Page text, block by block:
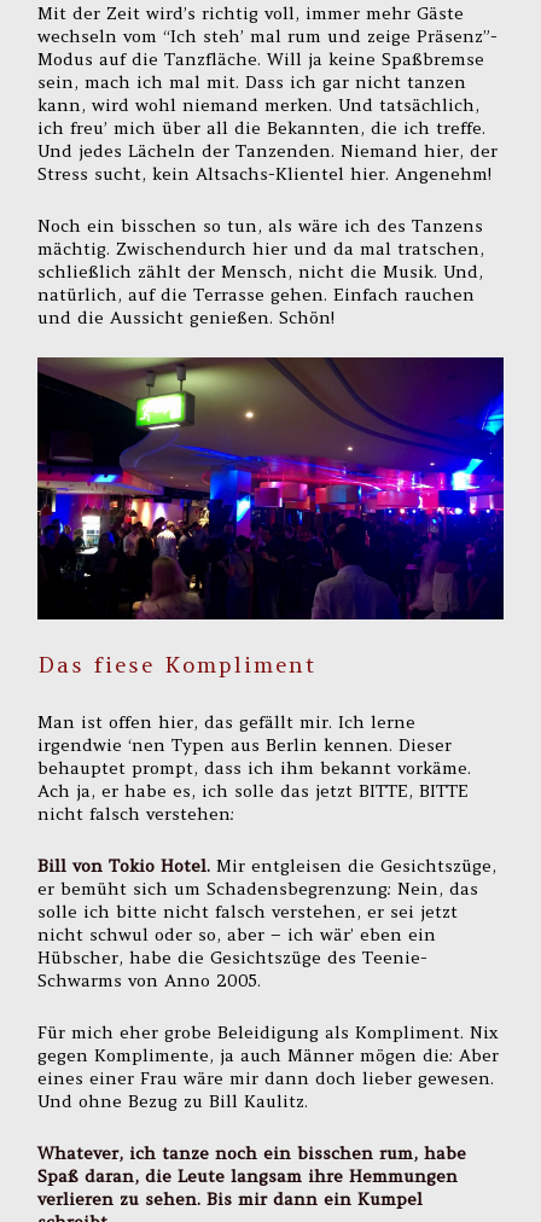
Mit der Zeit wird’s richtig voll, immer mehr Gäste
wechseln vom “Ich steh’ mal rum und zeige Präsenz”-
Modus auf die Tanzfläche. Will ja keine Spaßbremse
sein, mach ich mal mit. Dass ich gar nicht tanzen
kann, wird wohl niemand merken. Und tatsächlich,
ich freu’ mich über all die Bekannten, die ich treffe.
Und jedes Lächeln der Tanzenden. Niemand hier, der
Stress sucht, kein Altsachs-Klientel hier. Angenehm!
Noch ein bisschen so tun, als wäre ich des Tanzens
mächtig. Zwischendurch hier und da mal tratschen,
schließlich zählt der Mensch, nicht die Musik. Und,
natürlich, auf die Terrasse gehen. Einfach rauchen
und die Aussicht genießen. Schön!
Das fiese Kompliment
Man ist offen hier, das gefällt mir. Ich lerne
irgendwie ‘nen Typen aus Berlin kennen. Dieser
behauptet prompt, dass ich ihm bekannt vorkäme.
Ach ja, er habe es, ich solle das jetzt BITTE, BITTE
nicht falsch verstehen:
Bill von Tokio Hotel.Mir entgleisen die Gesichtszüge,
er bemüht sich um Schadensbegrenzung: Nein, das
solle ich bitte nicht falsch verstehen, er sei jetzt
nicht schwul oder so, aber – ich wär’ eben ein
Hübscher, habe die Gesichtszüge des Teenie-
Schwarms von Anno 2005.
Für mich eher grobe Beleidigung als Kompliment. Nix
gegen Komplimente, ja auch Männer mögen die: Aber
eines einer Frau wäre mir dann doch lieber gewesen.
Und ohne Bezug zu Bill Kaulitz.
Whatever, ich tanze noch ein bisschen rum, habe
Spaß daran, die Leute langsam ihre Hemmungen
verlieren zu sehen. Bis mir dann ein Kumpel